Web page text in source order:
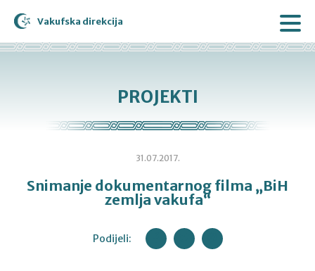
Vakufska direkcija
PROJEKTI
31.07.2017.
Snimanje dokumentarnog filma „BiH
zemlja vakufa“
Podijeli: